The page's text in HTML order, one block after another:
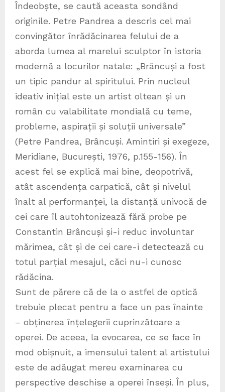
Îndeobște, se caută aceasta sondând
originile. Petre Pandrea a descris cel mai
convingător înrădăcinarea felului de a
aborda lumea al marelui sculptor în istoria
modernă a locurilor natale: „Brâncuși a fost
un tipic pandur al spiritului. Prin nucleul
ideativ inițial este un artist oltean și un
român cu valabilitate mondială cu teme,
probleme, aspirații și soluții universale”
(Petre Pandrea, Brâncuși. Amintiri și exegeze,
Meridiane, București, 1976, p.155-156). În
acest fel se explică mai bine, deopotrivă,
atât ascendența carpatică, cât și nivelul
înalt al performanței, la distanță univocă de
cei care îl autohtonizează fără probe pe
Constantin Brâncuși și-i reduc involuntar
mărimea, cât și de cei care-i detectează cu
totul parțial mesajul, căci nu-i cunosc
rădăcina.
Sunt de părere că de la o astfel de optică
trebuie plecat pentru a face un pas înainte
– obținerea înțelegerii cuprinzătoare a
operei. De aceea, la evocarea, ce se face în
mod obișnuit, a imensului talent al artistului
este de adăugat mereu examinarea cu
perspective deschise a operei înseși. În plus,